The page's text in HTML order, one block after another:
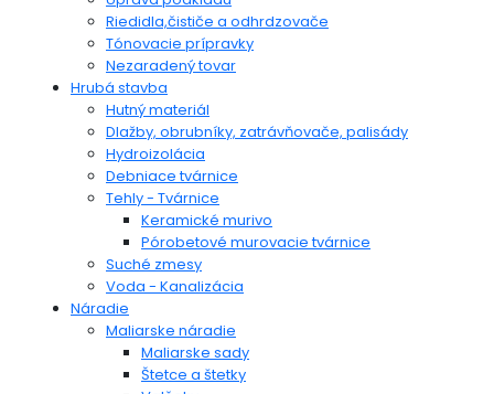
Riedidla,čističe a odhrdzovače
Tónovacie prípravky
Nezaradený tovar
Hrubá stavba
Hutný materiál
Dlažby, obrubníky, zatrávňovače, palisády
Hydroizolácia
Debniace tvárnice
Tehly - Tvárnice
Keramické murivo
Pórobetové murovacie tvárnice
Suché zmesy
Voda - Kanalizácia
Náradie
Maliarske náradie
Maliarske sady
Štetce a štetky